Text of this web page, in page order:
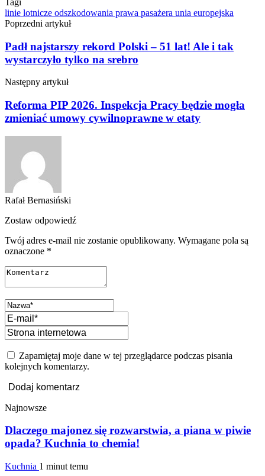
linie lotnicze odszkodowania prawa pasażera unia europejska
Poprzedni artykuł
Padł najstarszy rekord Polski – 51 lat! Ale i tak
wystarczyło tylko na srebro
Następny artykuł
Reforma PIP 2026. Inspekcja Pracy będzie mogła
zmieniać umowy cywilnoprawne w etaty
Rafał Bernasiński
Zostaw odpowiedź
Twój adres e-mail nie zostanie opublikowany. Wymagane pola są
oznaczone *
Zapamiętaj moje dane w tej przeglądarce podczas pisania
kolejnych komentarzy.
Najnowsze
Dlaczego majonez się rozwarstwia, a piana w piwie
opada? Kuchnia to chemia!
Kuchnia 1 minut temu